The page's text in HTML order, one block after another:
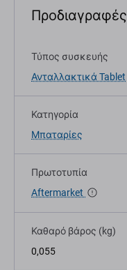
Προδιαγραφές
Τύπος συσκευής
Ανταλλακτικά Tablet
Κατηγορία
Μπαταρίες
Πρωτοτυπία
Aftermarket
Καθαρό βάρος (kg)
0,055